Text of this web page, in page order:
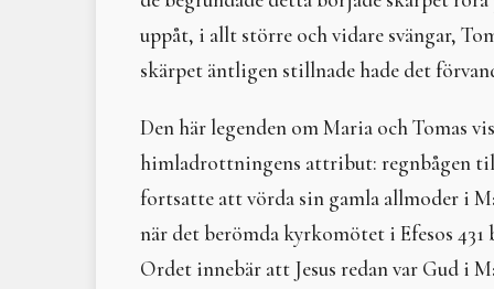
uppåt, i allt större och vidare svängar,
skärpet äntligen stillnade hade det
Den här legenden om Maria och Tomas
himladrottningens attribut: regnbågen
fortsatte att vörda sin gamla allmoder i
när det berömda kyrkomötet i Efesos
Ordet innebär att Jesus redan var Gud i